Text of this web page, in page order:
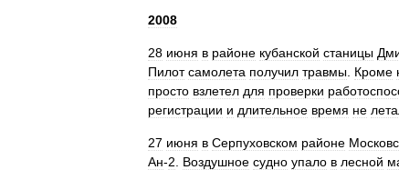
2008
28 июня в районе кубанской станицы
Пилот самолета получил травмы Кроме
просто взлетел для проверки
регистрации и длительное время не
27 июня в Серпуховском районе
Ан-2 Воздушное судно упало в лесной